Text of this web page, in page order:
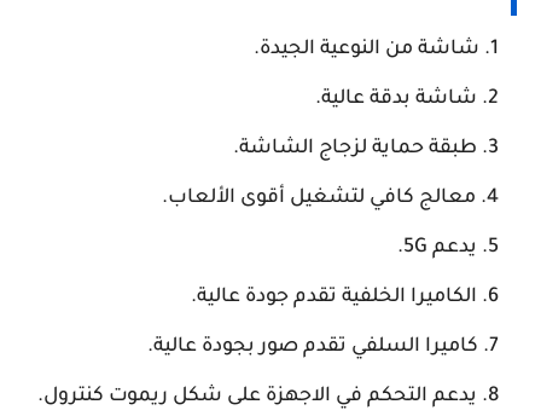
شاشة من النوعية الجيدة.
شاشة بدقة عالية.
طبقة حماية لزجاج الشاشة.
معالج كافي لتشغيل أقوى الألعاب.
يدعم 5G.
الكاميرا الخلفية تقدم جودة عالية.
كاميرا السلفي تقدم صور بجودة عالية.
يدعم التحكم في الاجهزة على شكل ريموت كنترول.